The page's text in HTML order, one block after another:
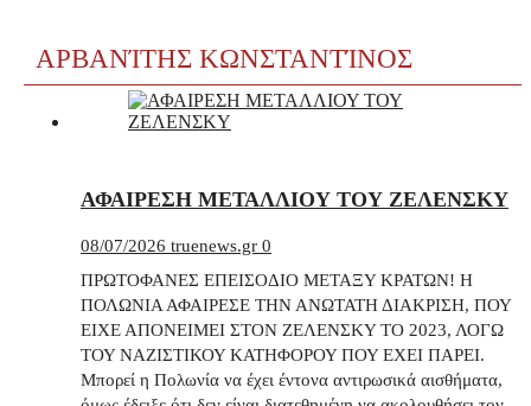
ΑΡΒΑΝΊΤΗΣ ΚΩΝΣΤΑΝΤΊΝΟΣ
ΑΦΑΙΡΕΣΗ ΜΕΤΑΛΛΙΟΥ ΤΟΥ ΖΕΛΕΝΣΚΥ
08/07/2026 truenews.gr 0
ΠΡΩΤΟΦΑΝΕΣ ΕΠΕΙΣΟΔΙΟ ΜΕΤΑΞΥ ΚΡΑΤΩΝ! Η
ΠΟΛΩΝΙΑ ΑΦΑΙΡΕΣΕ ΤΗΝ ΑΝΩΤΑΤΗ ΔΙΑΚΡΙΣΗ, ΠΟΥ
ΕΙΧΕ ΑΠΟΝΕΙΜΕΙ ΣΤΟΝ ΖΕΛΕΝΣΚΥ ΤΟ 2023, ΛΟΓΩ
ΤΟΥ ΝΑΖΙΣΤΙΚΟΥ ΚΑΤΗΦΟΡΟΥ ΠΟΥ ΕΧΕΙ ΠΑΡΕΙ.
Μπορεί η Πολωνία να έχει έντονα αντιρωσικά αισθήματα,